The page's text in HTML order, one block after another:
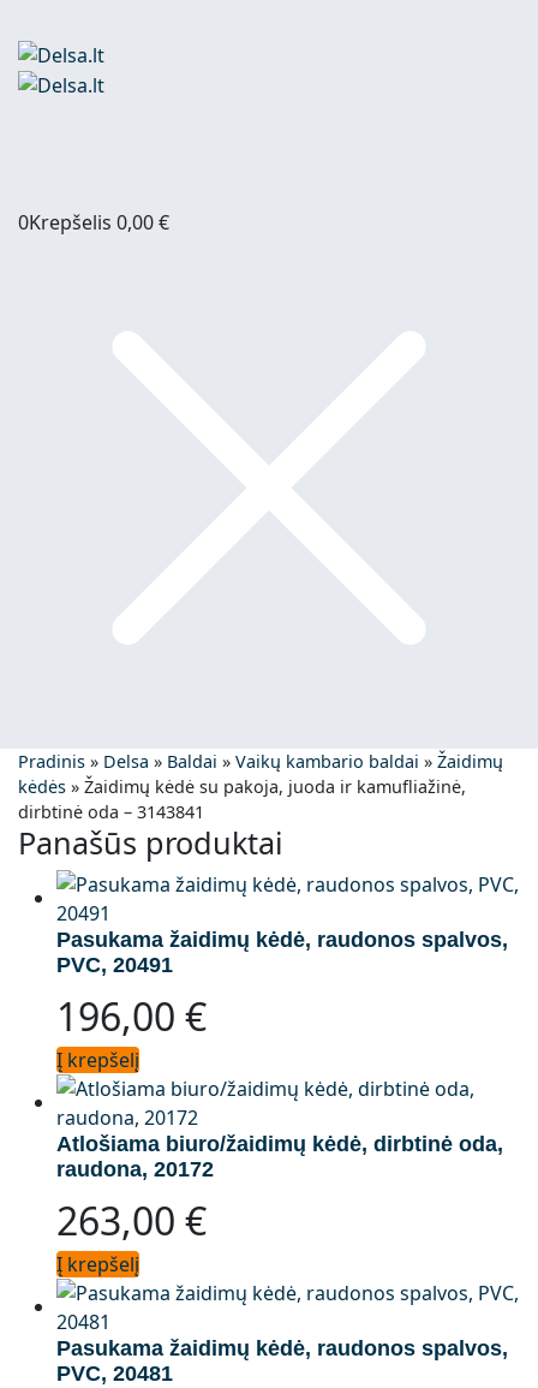
0Krepšelis 0,00€
Pradinis » Delsa » Baldai » Vaikų kambario baldai » Žaidimų
kėdės » Žaidimų kėdė su pakoja, juoda ir kamufliažinė,
dirbtinė oda – 3143841
Panašūs produktai
Pasukama žaidimų kėdė, raudonos spalvos,
PVC, 20491
196,00 €
Į krepšelį
Atlošiama biuro/žaidimų kėdė, dirbtinė oda,
raudona, 20172
263,00 €
Į krepšelį
Pasukama žaidimų kėdė, raudonos spalvos,
PVC, 20481